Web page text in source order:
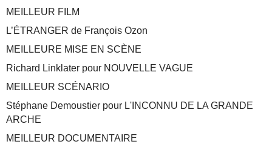
MEILLEUR FILM
L’ÉTRANGER de François Ozon
MEILLEURE MISE EN SCÈNE
Richard Linklater pour NOUVELLE VAGUE
MEILLEUR SCÉNARIO
Stéphane Demoustier pour L'INCONNU DE LA GRANDE
ARCHE
MEILLEUR DOCUMENTAIRE